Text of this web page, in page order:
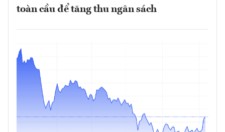
toàn cầu để tăng thu ngân sách